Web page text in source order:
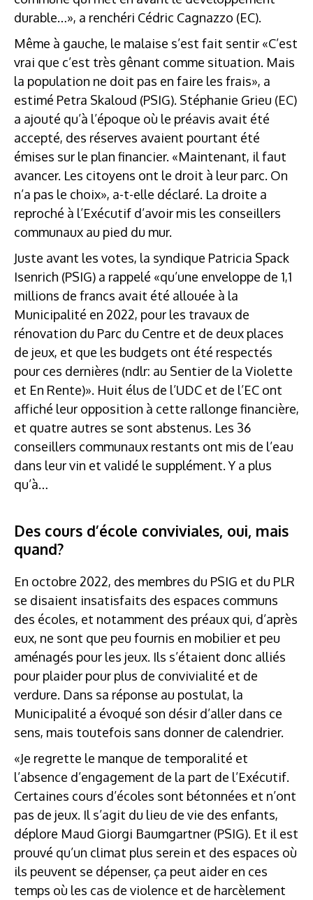
durable…», a renchéri Cédric Cagnazzo (EC).
Même à gauche, le malaise s’est fait sentir «C’est
vrai que c’est très gênant comme situation. Mais
la population ne doit pas en faire les frais», a
estimé Petra Skaloud (PSIG). Stéphanie Grieu (EC)
a ajouté qu’à l’époque où le préavis avait été
accepté, des réserves avaient pourtant été
émises sur le plan financier. «Maintenant, il faut
avancer. Les citoyens ont le droit à leur parc. On
n’a pas le choix», a-t-elle déclaré. La droite a
reproché à l’Exécutif d’avoir mis les conseillers
communaux au pied du mur.
Juste avant les votes, la syndique Patricia Spack
Isenrich (PSIG) a rappelé «qu’une enveloppe de 1,1
millions de francs avait été allouée à la
Municipalité en 2022, pour les travaux de
rénovation du Parc du Centre et de deux places
de jeux, et que les budgets ont été respectés
pour ces dernières (ndlr: au Sentier de la Violette
et En Rente)». Huit élus de l’UDC et de l’EC ont
affiché leur opposition à cette rallonge financière,
et quatre autres se sont abstenus. Les 36
conseillers communaux restants ont mis de l’eau
dans leur vin et validé le supplément. Y a plus
qu’à…
Des cours d’école conviviales, oui, mais
quand?
En octobre 2022, des membres du PSIG et du PLR
se disaient insatisfaits des espaces communs
des écoles, et notamment des préaux qui, d’après
eux, ne sont que peu fournis en mobilier et peu
aménagés pour les jeux. Ils s’étaient donc alliés
pour plaider pour plus de convivialité et de
verdure. Dans sa réponse au postulat, la
Municipalité a évoqué son désir d’aller dans ce
sens, mais toutefois sans donner de calendrier.
«Je regrette le manque de temporalité et
l’absence d’engagement de la part de l’Exécutif.
Certaines cours d’écoles sont bétonnées et n’ont
pas de jeux. Il s’agit du lieu de vie des enfants,
déplore Maud Giorgi Baumgartner (PSIG). Et il est
prouvé qu’un climat plus serein et des espaces où
ils peuvent se dépenser, ça peut aider en ces
temps où les cas de violence et de harcèlement